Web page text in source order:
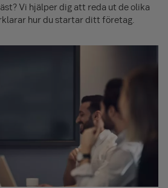
Vi hjälper dig att reda ut de olika
hur du startar ditt företag.